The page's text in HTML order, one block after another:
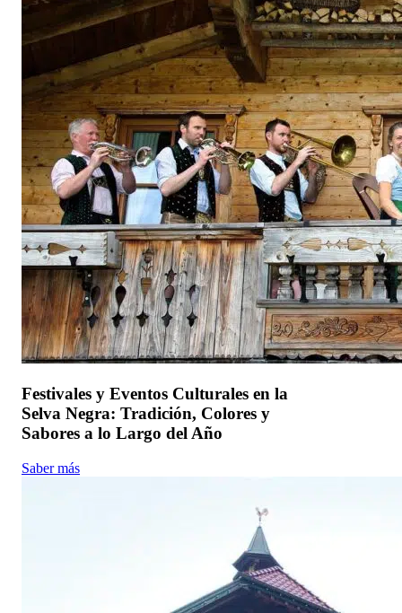
Festivales y Eventos Culturales en la
Selva Negra: Tradición, Colores y
Sabores a lo Largo del Año
Saber más